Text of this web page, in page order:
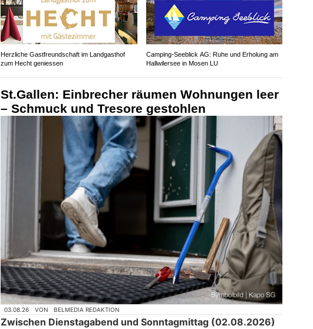
Herzliche Gastfreundschaft im Landgasthof
zum Hecht geniessen
Camping-Seeblick AG: Ruhe und Erholung am
Hallwilersee in Mosen LU
St.Gallen: Einbrecher räumen Wohnungen leer
– Schmuck und Tresore gestohlen
03.08.26 VON BELMEDIA REDAKTION
Zwischen Dienstagabend und Sonntagmittag (02.08.2026)